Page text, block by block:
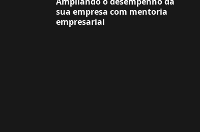
sua empresa com mentoria
empresarial